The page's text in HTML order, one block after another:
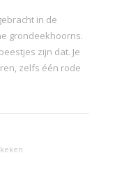
in de
grondeekhoorns.
zijn dat. Je
zelfs één rode